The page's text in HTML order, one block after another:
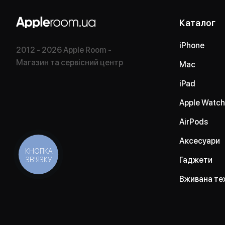
2012 - 2026 Apple Room -
Магазин та сервісний центр
Каталог
iPhone
Mac
iPad
Apple Watch
AirPods
Аксесуари
Гаджети
Вживана
КНОПКА
ЗВ'ЯЗКУ